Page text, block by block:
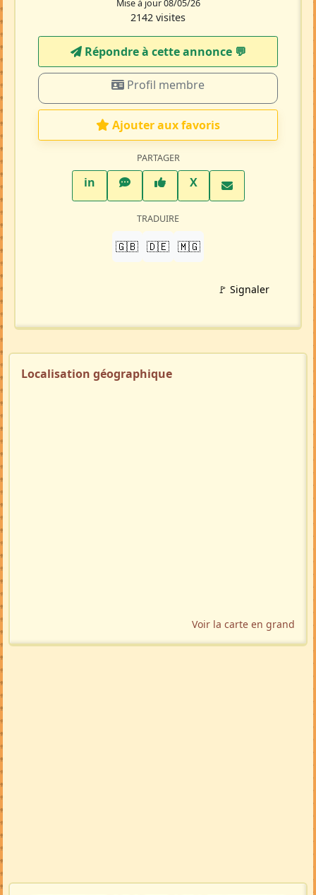
Mise à jour 08/05/26
2142 visites
Répondre à cette annonce 💬​
Profil membre
Ajouter aux favoris
PARTAGER
inLinkedInWhatsAppFacebook
XTwitter X
TRADUIRE
🇬🇧 🇩🇪 🇲🇬
🚩 Signaler
Localisation géographique
Voir la carte en grand